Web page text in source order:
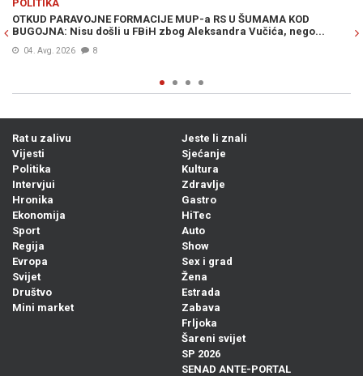
POLITIKA
OTKUD PARAVOJNE FORMACIJE MUP-a RS U ŠUMAMA KOD
BUGOJNA: Nisu došli u FBiH zbog Aleksandra Vučića, nego...
04. Avg. 2026 8
Rat u zalivu
Vijesti
Politika
Intervjui
Hronika
Ekonomija
Sport
Regija
Evropa
Svijet
Društvo
Mini market
Jeste li znali
Sjećanje
Kultura
Zdravlje
Gastro
HiTec
Auto
Show
Sex i grad
Žena
Estrada
Zabava
Frljoka
Šareni svijet
SP 2026
SENAD ANTE-PORTAL